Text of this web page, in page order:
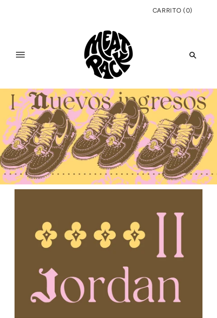
CARRITO (0)